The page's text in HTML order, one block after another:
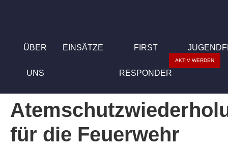
ÜBER
UNS
EINSÄTZE FIRST
RESPONDER
AKTIV WERDEN
für die Feuerwehr